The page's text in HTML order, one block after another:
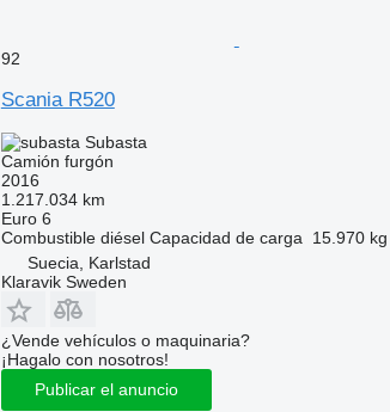
92
Scania R520
Subasta
Camión furgón
2016
1.217.034 km
Euro 6
Combustible diésel Capacidad de carga 15.970 kg
Suecia, Karlstad
Klaravik Sweden
¿Vende vehículos o maquinaria?
¡Hagalo con nosotros!
Publicar el anuncio